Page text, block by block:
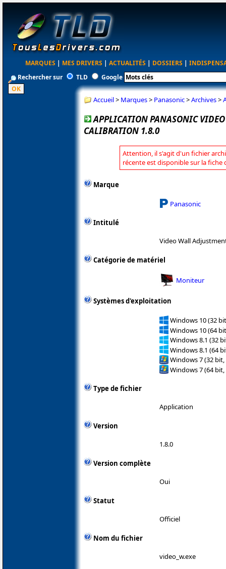
MARQUES | MES DRIVERS | ACTUALITÉS | DOSSIERS |
Rechercher sur
TLD Google
Accueil> Marques> Panasonic>Archives>
APPLICATION PANASONIC
CALIBRATION 1.8.0
Attention, il s'agit d'un fichier
récente est disponible sur la fiche
Marque
Panasonic
Intitulé
Video Wall
Catégorie de matériel
Moniteur
Systèmes d'exploitation
Windows 10 (32
Windows 10 (64
Windows 8.1 (32
Windows 8.1 (64
Windows 7 (32 bit,
Windows 7 (64 bit,
Type de fichier
Application
Version
1.8.0
Version complète
Oui
Statut
Officiel
Nom du fichier
video_w.exe